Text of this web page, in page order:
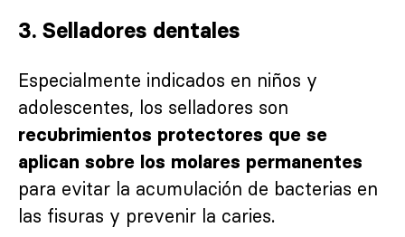
3. Selladores dentales
Especialmente indicados en niños y
adolescentes, los selladores son
recubrimientos protectores que se
aplican sobre los molares permanentes
para evitar la acumulación de bacterias en
las fisuras y prevenir la caries.